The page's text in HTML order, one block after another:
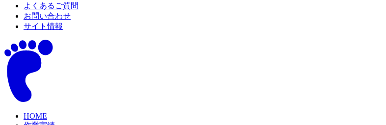
よくあるご質問
お問い合わせ
サイト情報
HOME